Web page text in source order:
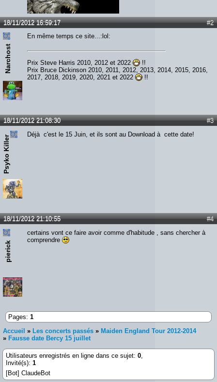
#2
18/11/2012 16:59:17
Narchost
En même temps ce site...:lol:
Prix Steve Harris 2010, 2012 et 2022
!!
Prix Bruce Dickinson 2010, 2011, 2012, 2013, 2014, 2015, 2016,
2017, 2018, 2019, 2020, 2021 et 2022
!!
#3
18/11/2012 21:08:30
Psyko Killer
Déjà c'est le 15 Juin, et ils sont au Download à cette date!
#4
18/11/2012 21:10:55
pierick
certains vont ce faire avoir comme d'habitude , sans chercher à
comprendre
Pages: 1
Accueil » Les concerts passés » Maiden England Tour 2012-2014
» Fausse date Bercy 15 juillet
Utilisateurs enregistrés en ligne dans ce sujet: 0
Invité(s): 1
[Bot] ClaudeBot